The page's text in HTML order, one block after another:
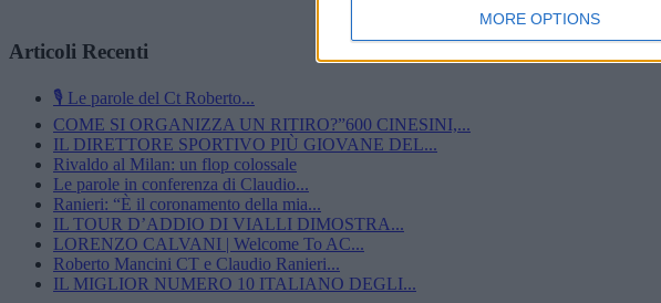
MORE OPTIONS
Articoli Recenti
🎙️ Le parole del Ct Roberto...
COME SI ORGANIZZA UN RITIRO?”600 CINESINI,...
IL DIRETTORE SPORTIVO PIÙ GIOVANE DEL...
Rivaldo al Milan: un flop colossale
Le parole in conferenza di Claudio...
Ranieri: “È il coronamento della mia...
IL TOUR D’ADDIO DI VIALLI DIMOSTRA...
LORENZO CALVANI | Welcome To AC...
Roberto Mancini CT e Claudio Ranieri...
IL MIGLIOR NUMERO 10 ITALIANO DEGLI...